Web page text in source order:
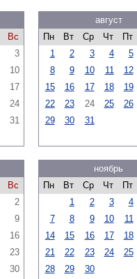
Вс
3
10
17
24
31
август
Пн
Вт Ср Чт Пт
1
2 3 4 5
8
9 10 11 12
15
16 17 18 19
22
23 24 25 26
29
30 31
Вс
2
9
16
23
30
ноябрь
Пн
Вт Ср Чт Пт
1
2 3 4
7
8 9 10 11
14
15 16 17 18
21
22 23 24 25
28
29 30